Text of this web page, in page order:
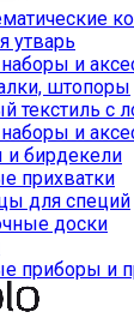
утварь
и
штопоры
текстиль с
и
и бирдекели
прихватки
для специй
доски
приборы и